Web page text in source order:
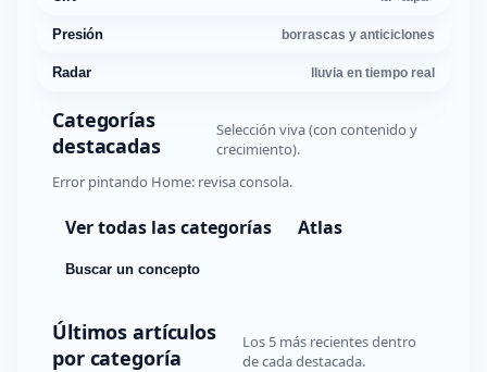
Presión borrascas y anticiclones
Radar lluvia en tiempo real
Categorías
destacadas
Selección viva (con contenido y
crecimiento).
Error pintando Home: revisa consola.
Ver todas las categorías Atlas
Buscar un concepto
Últimos artículos
por categoría
Los 5 más recientes dentro
de cada destacada.